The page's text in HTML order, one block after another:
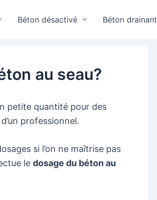
Béton désactivé Béton drainant
au seau?
petite quantité pour des
professionnel.
si l’on ne maîtrise pas
le dosage du béton au